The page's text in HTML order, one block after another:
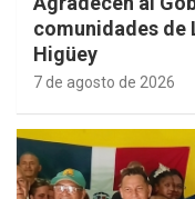
comunidades de
Higüey
7 de agosto de 2026